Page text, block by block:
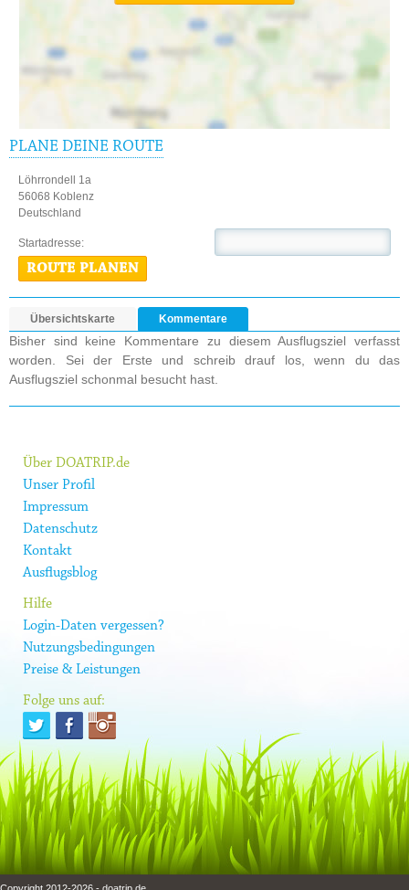
PLANE DEINE ROUTE
Löhrrondell 1a
56068 Koblenz
Deutschland
Startadresse:
ROUTE PLANEN
Übersichtskarte Kommentare
Bisher sind keine Kommentare zu diesem Ausflugsziel verfasst
worden. Sei der Erste und schreib drauf los, wenn du das
Ausflugsziel schonmal besucht hast.
Über DOATRIP.de
Unser Profil
Impressum
Datenschutz
Kontakt
Ausflugsblog
Hilfe
Login-Daten vergessen?
Nutzungsbedingungen
Preise & Leistungen
Folge uns auf: